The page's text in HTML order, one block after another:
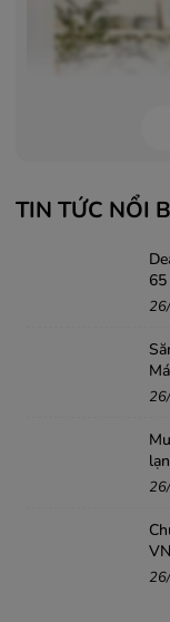
Công suất mạnh
Máy xay thịt
suất 200W, đủ
rau củ một cách
giúp tiết kiệm
TIN TỨC NỔI